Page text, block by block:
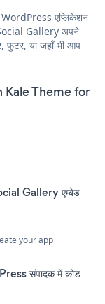
एप्लिकेशन
Gallery अपने
फुटर, या जहाँ भी आप
Kale Theme for
Gallery एम्बेड
your app
संपादक में कोड